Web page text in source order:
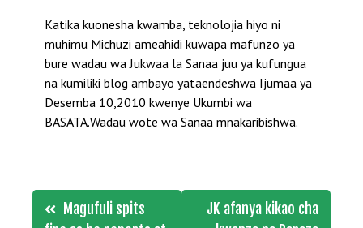
Katika kuonesha kwamba, teknolojia hiyo ni
muhimu Michuzi ameahidi kuwapa mafunzo ya
bure wadau wa Jukwaa la Sanaa juu ya kufungua
na kumiliki blog ambayo yataendeshwa Ijumaa ya
Desemba 10,2010 kwenye Ukumbi wa
BASATA.Wadau wote wa Sanaa mnakaribishwa.
PostMagufuli spits
JK afanya kikao cha